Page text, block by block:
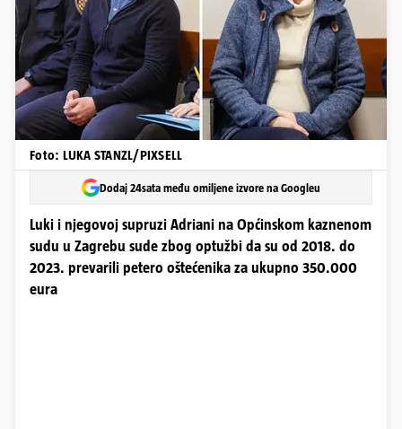
Foto: LUKA STANZL/PIXSELL
Dodaj 24sata među omiljene izvore na Googleu
Luki i njegovoj supruzi Adriani na Općinskom kaznenom
sudu u Zagrebu sude zbog optužbi da su od 2018. do
2023. prevarili petero oštećenika za ukupno 350.000
eura